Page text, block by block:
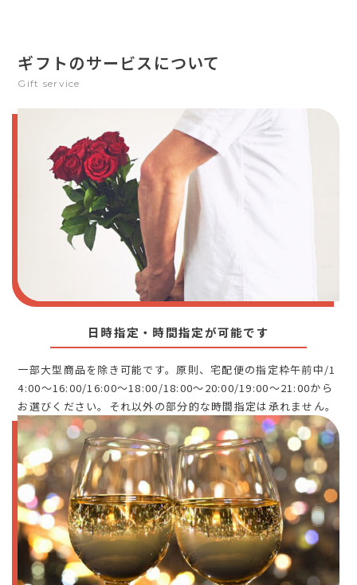
ギフトのサービスについて
Gift service
日時指定・時間指定が可能です
一部大型商品を除き可能です。原則、宅配便の指定枠午前中/1
4:00～16:00/16:00～18:00/18:00～20:00/19:00～21:00から
お選びください。それ以外の部分的な時間指定は承れません。